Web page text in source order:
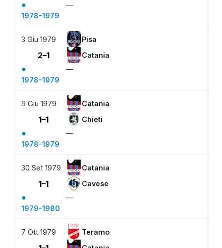
●
—
1978-1979
3 Giu 1979 Pisa
2–1 Catania
●
—
1978-1979
9 Giu 1979 Catania
1–1 Chieti
●
—
1978-1979
30 Set 1979 Catania
1–1 Cavese
●
—
1979-1980
7 Ott 1979 Teramo